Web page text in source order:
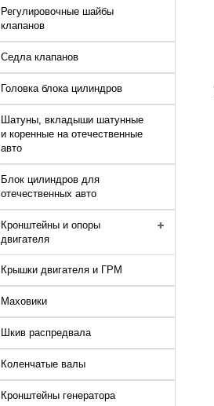
Регулировочные шайбы
клапанов
Седла клапанов
Головка блока цилиндров
Шатуны, вкладыши шатунные
и коренные на отечественные
авто
Блок цилиндров для
отечественных авто
Кронштейны и опоры
двигателя
Крышки двигателя и ГРМ
Маховики
Шкив распредвала
Коленчатые валы
Кронштейны генератора